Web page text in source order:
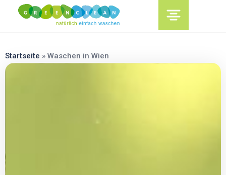
content
Startseite » Waschen in Wien